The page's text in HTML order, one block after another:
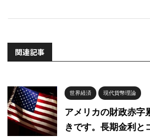
関連記事
世界経済 現代貨幣理論
アメリカの財政赤字
きです。長期金利と